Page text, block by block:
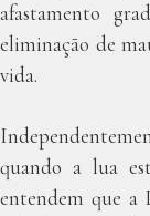
afastamento
eliminação de
vida.
quando a lua
entendem que a